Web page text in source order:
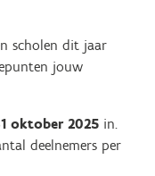
scholen dit jaar
jouw
oktober 2025 in.
deelnemers per